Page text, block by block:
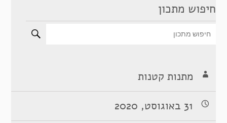
חיפוש מתכון
מתנות קטנות
31 באוגוסט, 2020